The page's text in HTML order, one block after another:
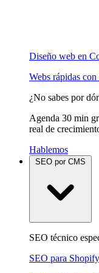
Diseño web en
Webs rápidas
¿No sabes por
Agenda 30 min
real de
Hablemos
SEO técnico
SEO para Shopify